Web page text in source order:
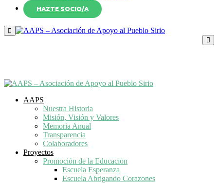
HAZTE SOCIO/A
AAPS
Nuestra Historia
Misión, Visión y Valores
Memoria Anual
Transparencia
Colaboradores
Proyectos
Promoción de la Educación
Escuela Esperanza
Escuela Abrigando Corazones